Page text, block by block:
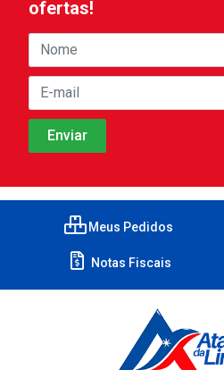
ofertas!
Meus Pedidos
Notas Fiscais